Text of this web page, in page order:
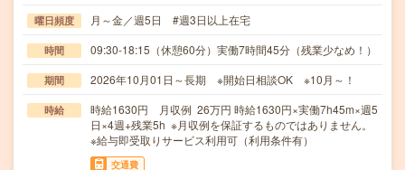
曜日頻度 月～金／週5日 #週3日以上在宅
時間 09:30-18:15（休憩60分）実働7時間45分（残業少なめ！）
期間 2026年10月01日～長期 ※開始日相談OK ※10月～！
時給
時給1630円 月収例 26万円 時給1630円×実働7h45m×週5
日×4週+残業5h ※月収例を保証するものではありません。
※給与即受取りサービス利用可（利用条件有）
交通費